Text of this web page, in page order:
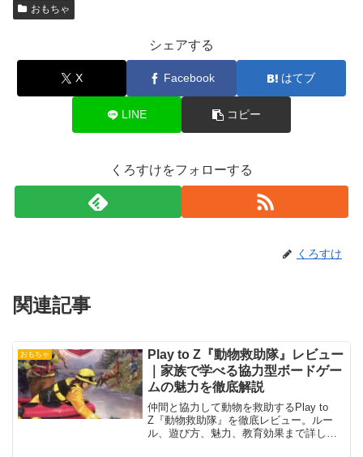
おもちゃ
シェアする
X Facebook はてブ
LINE コピー
くろすけをフォローする
くろすけ
関連記事
おもちゃ
Play to Z『動物救助隊』レビュー
｜家族で学べる協力型ボードゲー
ムの魅力を徹底解説
仲間と協力して動物を救助するPlay to
Z『動物救助隊』を徹底レビュー。ルー
ル、遊び方、魅力、教育効果まで詳しく